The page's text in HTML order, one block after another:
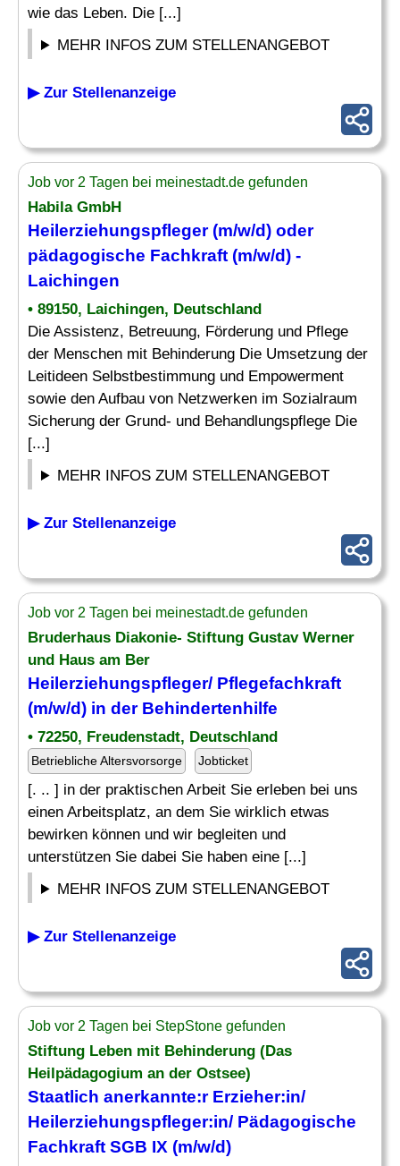
wie das Leben. Die [...]
MEHR INFOS ZUM STELLENANGEBOT
▶ Zur Stellenanzeige
Job vor 2 Tagen bei meinestadt.de gefunden
Habila GmbH
Heilerziehungspfleger(m/w/d) oder
pädagogische Fachkraft (m/w/d) -
Laichingen
• 89150, Laichingen, Deutschland
Die Assistenz, Betreuung, Förderung und Pflege
der Menschen mit Behinderung Die Umsetzung der
Leitideen Selbstbestimmung und Empowerment
sowie den Aufbau von Netzwerken im Sozialraum
Sicherung der Grund- und Behandlungspflege Die
[...]
MEHR INFOS ZUM STELLENANGEBOT
▶ Zur Stellenanzeige
Job vor 2 Tagen bei meinestadt.de gefunden
Bruderhaus Diakonie- Stiftung Gustav Werner
und Haus am Ber
Heilerziehungspfleger/ Pflegefachkraft
(m/w/d) in der Behindertenhilfe
• 72250, Freudenstadt, Deutschland
Betriebliche Altersvorsorge Jobticket
[. .. ] in der praktischen Arbeit Sie erleben bei uns
einen Arbeitsplatz, an dem Sie wirklich etwas
bewirken können und wir begleiten und
unterstützen Sie dabei Sie haben eine [...]
MEHR INFOS ZUM STELLENANGEBOT
▶ Zur Stellenanzeige
Job vor 2 Tagen bei StepStone gefunden
Stiftung Leben mit Behinderung (Das
Heilpädagogium an der Ostsee)
Staatlich anerkannte:r Erzieher:in/
Heilerziehungspfleger:in/ Pädagogische
Fachkraft SGB IX (m/w/d)